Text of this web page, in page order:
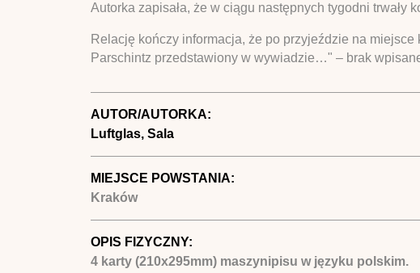
Autorka zapisała, że w ciągu następnych tygodni trwały
Relację kończy informacja, że po przyjeździe na
Parschintz przedstawiony w wywiadzie…" – brak
AUTOR/AUTORKA:
Luftglas, Sala
MIEJSCE POWSTANIA:
Kraków
OPIS FIZYCZNY:
4 karty (210x295mm) maszynipisu w języku polskim.